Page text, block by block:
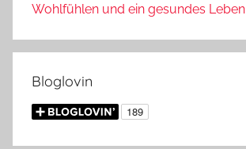
Wohlfühlen und ein gesundes Leben
Bloglovin